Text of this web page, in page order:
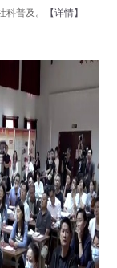
普及。
【详情】